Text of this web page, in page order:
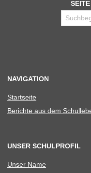
NAVIGATION
Start­seite
Berichte aus dem
UNSER SCHULPROFIL
Unser Name